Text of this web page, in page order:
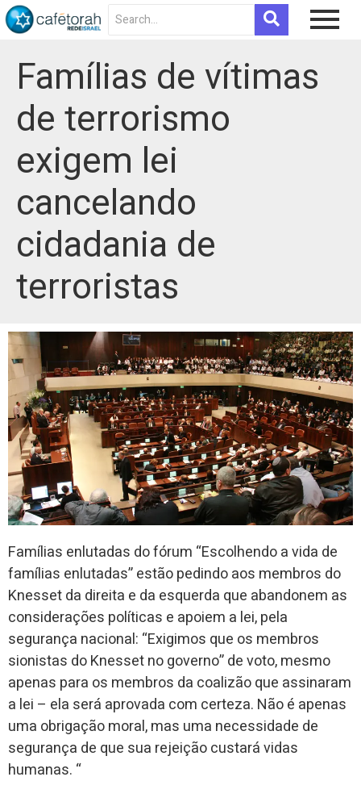
Famílias de vítimas
de terrorismo
exigem lei
cancelando
cidadania de
terroristas
Famílias enlutadas do fórum “Escolhendo a vida de
famílias enlutadas” estão pedindo aos membros do
Knesset da direita e da esquerda que abandonem as
considerações políticas e apoiem a lei, pela
segurança nacional: “Exigimos que os membros
sionistas do Knesset no governo” de voto, mesmo
apenas para os membros da coalizão que assinaram
a lei – ela será aprovada com certeza. Não é apenas
uma obrigação moral, mas uma necessidade de
segurança de que sua rejeição custará vidas
humanas. “